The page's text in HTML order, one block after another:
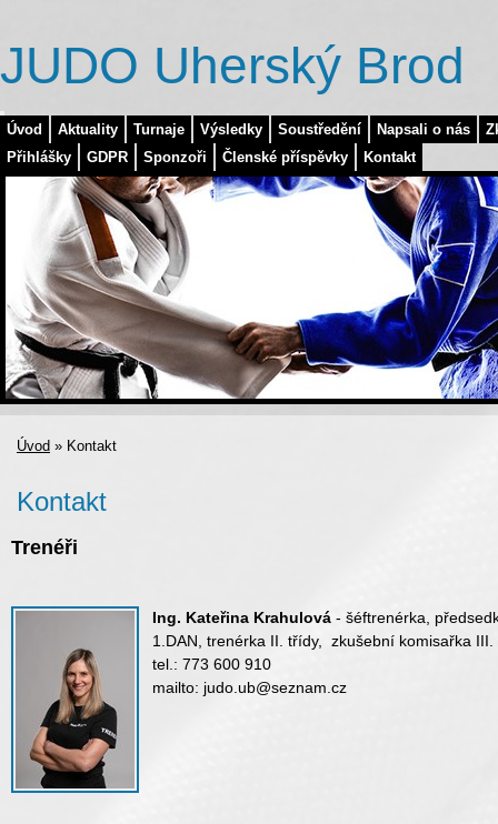
Úvod Aktuality Turnaje Výsledky Soustředění Napsali o nás
Přihlášky
GDPR Sponzoři Členské příspěvky Kontakt
JUDO Uherský Brod
Úvod » Kontakt
Kontakt
Trenéři
Ing. Kateřina Krahulová - šéftrenérka,
1.DAN, trenérka II. třídy, zkušební komisařka III.
tel.: 773 600 910
mailto: judo.ub@seznam.cz